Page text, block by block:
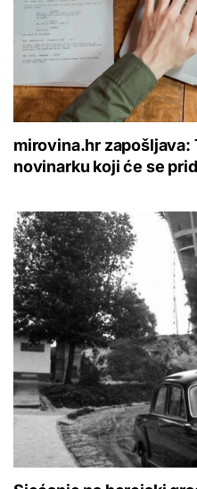
mirovina.hr zapošljava:
novinarku koji će se